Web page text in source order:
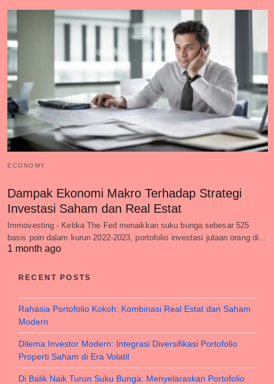
ECONOMY
Dampak Ekonomi Makro Terhadap Strategi
Investasi Saham dan Real Estat
Immovesting - Ketika The Fed menaikkan suku bunga sebesar 525
basis poin dalam kurun 2022-2023, portofolio investasi jutaan orang di…
1 month ago
RECENT POSTS
Rahasia Portofolio Kokoh: Kombinasi Real Estat dan Saham
Modern
Dilema Investor Modern: Integrasi Diversifikasi Portofolio
Properti Saham di Era Volatil
Di Balik Naik Turun Suku Bunga: Menyelaraskan Portofolio